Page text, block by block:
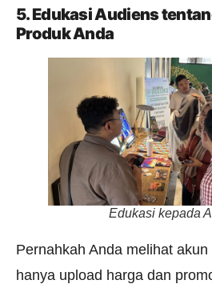
5. Edukasi Audiens
Produk Anda
Edukasi kepada
Pernahkah Anda melihat
hanya upload harga dan